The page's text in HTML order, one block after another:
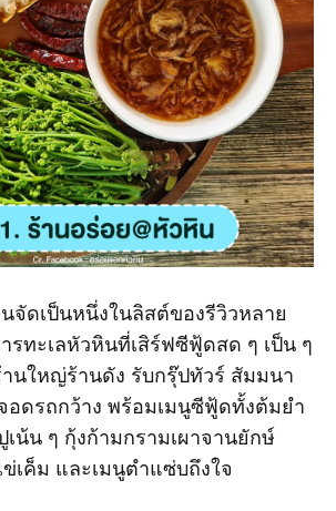
จัดเป็นหนึ่งในลิสต์ของรีวิวหลาย
รทะเลหัวหินที่เสิร์ฟซีฟู้ดสด ๆ เป็น ๆ
านใหญ่ร้านดัง รับกรุ๊ปทัวร์ สัมมนา
อดรถกว้าง พร้อมเมนูซีฟู้ดทั้งต้มยำ
น้น ๆ กุ้งก้ามกรามเผาจานยักษ์
เค็ม และเมนูตำแซ่บถึงใจ